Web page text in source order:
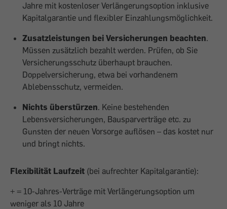
Jahre mit kostenloser Verlängerungsoption inklusive
Kapitalgarantie und flexibler Einzahlungsmöglichkeit.
Zusatzleistungen bei Versicherungen beachten.
Müssen zusätzlich bezahlt werden. Prüfen, ob Sie
Versicherungsschutz überhaupt brauchen.
Doppelversicherung, etwa bei vorhandenem
Ablebensschutz, vermeiden.
Nichts überstürzen. Keine bestehenden
Lebensversicherungen, Bausparverträge etc. zu
Gunsten der neuen Vorsorge auflösen – das kostet nur
und bringt nichts.
Flexibilität Laufzeit (bei aufrechter Kapitalgarantie):
+ = 10-Jahres-Verträge mit Verlängerungsoption um
weniger als 10 Jahre